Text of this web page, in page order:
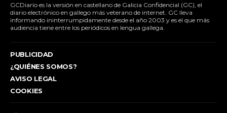
GCDiario es la versión en castellano de Galicia Confidencial (GC), el
diario electrónico en gallego más veterano de internet. GC lleva
informando ininterrumpidamente desde el año 2003 y es el que más
audiencia tiene entre los periódicos en lengua gallega.
PUBLICIDAD
¿QUIÉNES SOMOS?
AVISO LEGAL
COOKIES